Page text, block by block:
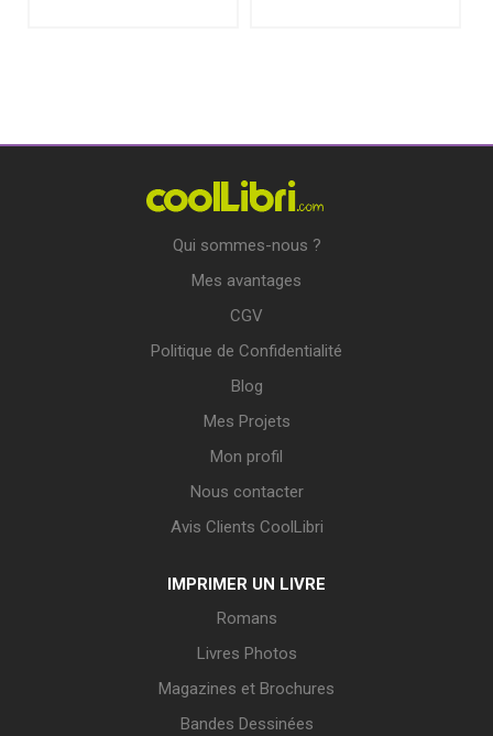
Qui sommes-nous ?
Mes avantages
CGV
Politique de Confidentialité
Blog
Mes Projets
Mon profil
Nous contacter
Avis Clients CoolLibri
IMPRIMER UN LIVRE
Romans
Livres Photos
Magazines et Brochures
Bandes Dessinées